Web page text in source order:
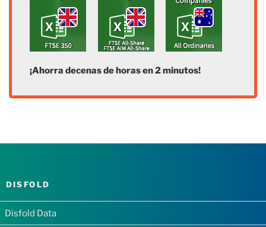
¡Ahorra decenas de horas en 2 minutos!
DISFOLD
Disfold Data